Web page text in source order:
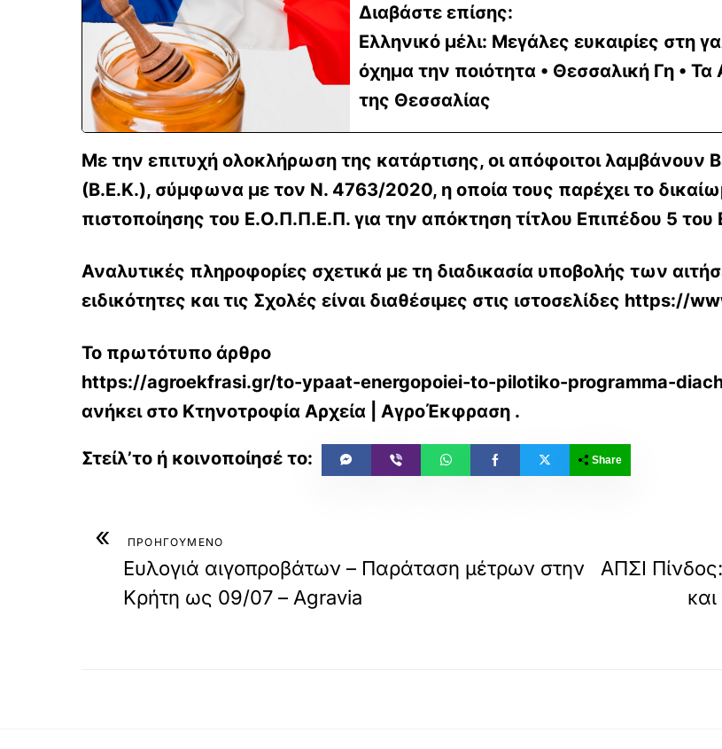
Διαβάστε επίσης:
Ελληνικό μέλι: Μεγάλες ευκαιρίες στη
όχημα την ποιότητα • Θεσσαλική Γη • Τα
της Θεσσαλίας
Με την επιτυχή ολοκλήρωση της κατάρτισης, οι απόφοιτοι λαμβάνουν
(Β.Ε.Κ.), σύμφωνα με τον Ν. 4763/2020, η οποία τους παρέχει το
πιστοποίησης του Ε.Ο.Π.Π.Ε.Π. για την απόκτηση τίτλου Επιπέδου 5 του
Αναλυτικές πληροφορίες σχετικά με τη διαδικασία υποβολής των
ειδικότητες και τις Σχολές είναι διαθέσιμες στις ιστοσελίδες
Το πρωτότυπο άρθρο
https://agroekfrasi.gr/to-ypaat-energopoiei-to-pilotiko-programma-
ανήκει στο Κτηνοτροφία Αρχεία | ΑγροΈκφραση .
Share
« ΠΡΟΗΓΟΥΜΕΝΟ
Ευλογιά αιγοπροβάτων – Παράταση μέτρων στην
Κρήτη ως 09/07 – Agravia
ΑΠΣΙ